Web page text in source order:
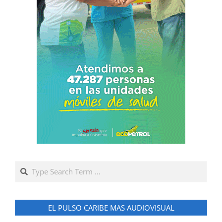
Search
EL PULSO CARIBE MAS AUDIOVISUAL